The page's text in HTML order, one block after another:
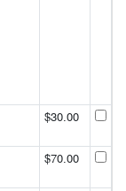
$30.00
$70.00